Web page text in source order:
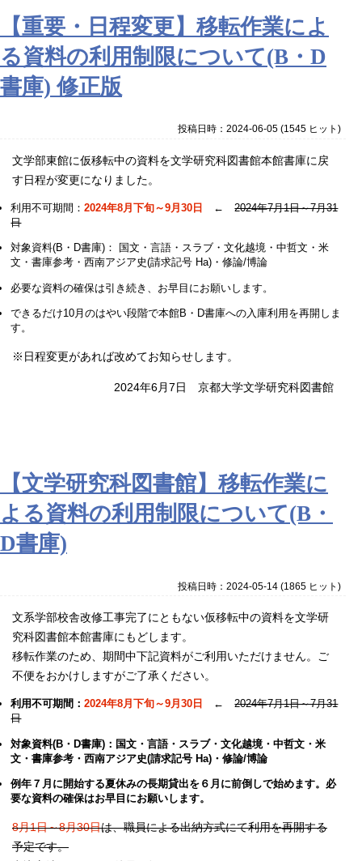
【重要・日程変更】移転作業によ
る資料の利用制限について(B・D
書庫) 修正版
投稿日時：2024-06-05(1545 ヒット )
文学部東館に仮移転中の資料を文学研究科図書館本館書庫に戻
す日程が変更になりました。
利用不可期間：2024年8月下旬～9月30日 ←2024年7月1日～7月31
日
対象資料(B・D書庫)： 国文・言語・スラブ・文化越境・中哲文・米
文・書庫参考・西南アジア史(請求記号 Ha)・修論/博論
必要な資料の確保は引き続き、お早目にお願いします。
できるだけ10月のはやい段階で本館B・D書庫への入庫利用を再開しま
す。
※日程変更があれば改めてお知らせします。
2024年6月7日 京都大学文学研究科図書館
【文学研究科図書館】移転作業に
よる資料の利用制限について(B・
D書庫)
投稿日時：2024-05-14(1865 ヒット )
文系学部校舎改修工事完了にともない仮移転中の資料を文学研
究科図書館本館書庫にもどします。
移転作業のため、期間中下記資料がご利用いただけません。ご
不便をおかけしますがご了承ください。
利用不可期間：2024年8月下旬～9月30日 ←2024年7月1日～7月31
日
対象資料(B・D書庫)：国文・言語・スラブ・文化越境・中哲文・米
文・書庫参考・西南アジア史(請求記号 Ha)・修論/博論
例年７月に開始する夏休みの長期貸出を６月に前倒しで始めます。必
要な資料の確保はお早目にお願いします。
8月1日～8月30日は、職員による出納方式にて利用を再開する
予定です。